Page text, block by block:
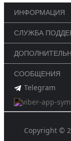
ИНФОРМАЦИЯ
СЛУЖБА
СООБЩЕНИЯ
Telegram
Copyright ©